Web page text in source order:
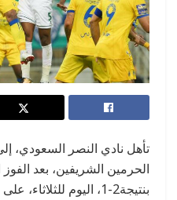
تأهل نادي النصر السعودي،
الحرمين الشريفين، بعد
بنتيجة2-1، اليوم للثلاثاء، على ملعب الجوهرة المشعة.